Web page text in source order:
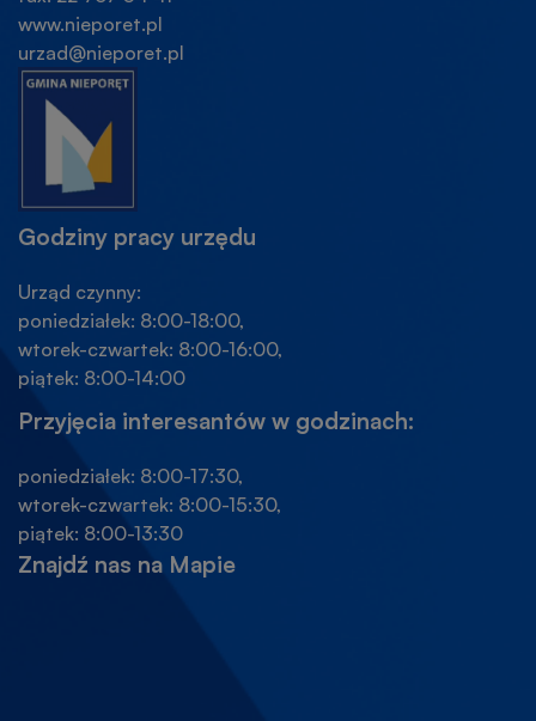
www.nieporet.pl
urzad@nieporet.pl
Godziny pracy urzędu
Urząd czynny:
poniedziałek: 8:00-18:00,
wtorek-czwartek: 8:00-16:00,
piątek: 8:00-14:00
Przyjęcia interesantów w godzinach:
poniedziałek: 8:00-17:30,
wtorek-czwartek: 8:00-15:30,
piątek: 8:00-13:30
Znajdź nas na Mapie